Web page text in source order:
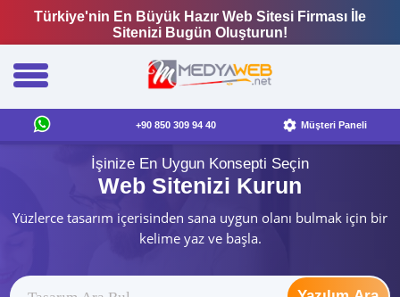
Türkiye'nin En Büyük Hazır Web Sitesi Firması İle
Sitenizi Bugün Oluşturun!
+90 850 309 94 40 Müşteri Paneli
İşinize En Uygun Konsepti Seçin
Web Sitenizi Kurun
Yüzlerce tasarım içerisinden sana uygun olanı bulmak için bir
kelime yaz ve başla.